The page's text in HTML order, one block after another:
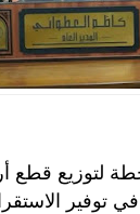
لتوزيع قطع